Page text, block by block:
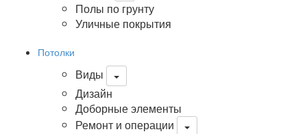
Полы по грунту
Уличные покрытия
Потолки
Виды
Дизайн
Доборные элементы
Ремонт и операции